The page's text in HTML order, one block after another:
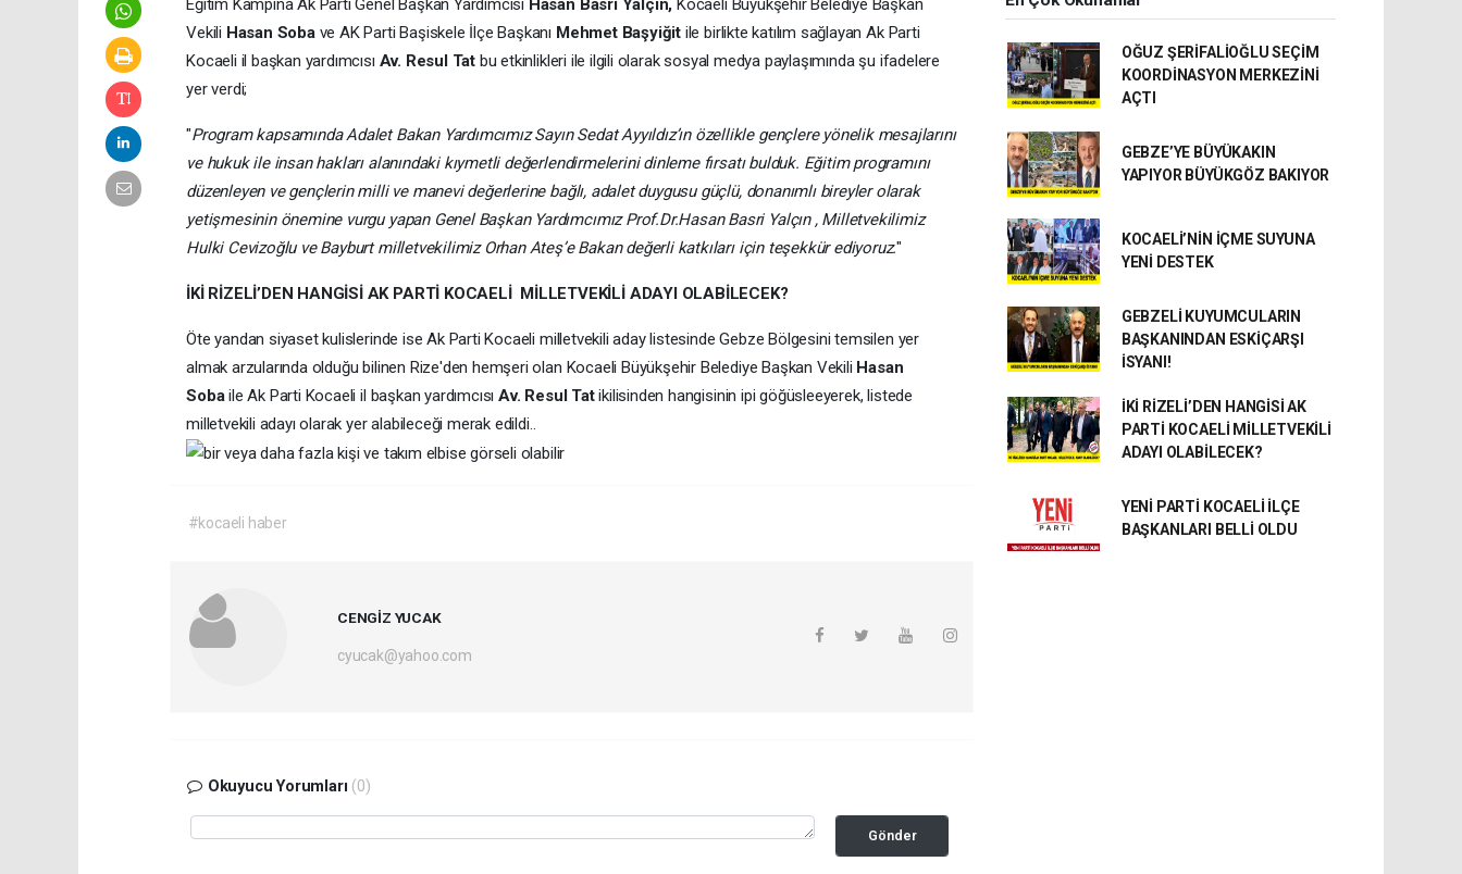
Eğitim Kampına Ak Parti Genel Başkan Yardımcısı Hasan Basri Yalçın,Kocaeli Büyükşehir Belediye Başkan
Vekili Hasan Sobave AK Parti Başiskele İlçe Başkanı Mehmet Başyiğit ile birlikte katılım sağlayan Ak Parti
Kocaeli il başkan yardımcısı Av. Resul Tat bu etkinlikleri ile ilgili olarak sosyal medya paylaşımında şu ifadelere
yer verdi;
"Program kapsamında Adalet Bakan Yardımcımız Sayın Sedat Ayyıldız’ın özellikle gençlere yönelik mesajlarını
ve hukuk ile insan hakları alanındaki kıymetli değerlendirmelerini dinleme fırsatı bulduk. Eğitim programını
düzenleyen ve gençlerin milli ve manevi değerlerine bağlı, adalet duygusu güçlü, donanımlı bireyler olarak
yetişmesinin önemine vurgu yapan Genel Başkan Yardımcımız Prof.Dr.Hasan Basri Yalçın , Milletvekilimiz
Hulki Cevizoğlu ve Bayburt milletvekilimiz Orhan Ateş’e Bakan değerli katkıları için teşekkür ediyoruz."
İKİ RİZELİ’DEN HANGİSİ AK PARTİ KOCAELİ MİLLETVEKİLİ ADAYI OLABİLECEK?
Öte yandan siyaset kulislerinde ise Ak Parti Kocaeli milletvekili aday listesinde Gebze Bölgesini temsilen yer
almak arzularında olduğu bilinen Rize'den hemşeri olan Kocaeli Büyükşehir Belediye Başkan Vekili Hasan
Sobaile Ak Parti Kocaeli il başkan yardımcısıAv. Resul Tatikilisinden hangisinin ipi göğüsleeyerek, listede
milletvekili adayı olarak yer alabileceği merak edildi..
#kocaeli haber
CENGİZ YUCAK
cyucak@yahoo.com
Okuyucu Yorumları (0)
Gönder
OĞUZ ŞERİFALİOĞLU SEÇİM
KOORDİNASYON MERKEZİNİ
AÇTI
GEBZE’YE BÜYÜKAKIN
YAPIYOR BÜYÜKGÖZ BAKIYOR
KOCAELİ’NİN İÇME SUYUNA
YENİ DESTEK
GEBZELİ KUYUMCULARIN
BAŞKANINDAN ESKİÇARŞI
İSYANI!
İKİ RİZELİ’DEN HANGİSİ AK
PARTİ KOCAELİ MİLLETVEKİLİ
ADAYI OLABİLECEK?
YENİ PARTİ KOCAELİ İLÇE
BAŞKANLARI BELLİ OLDU